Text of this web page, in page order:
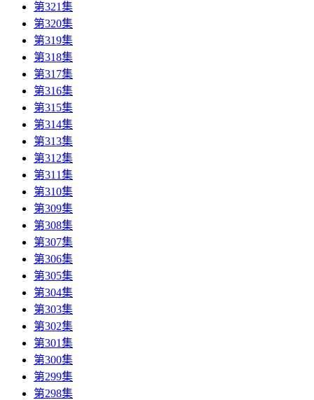
第321集
第320集
第319集
第318集
第317集
第316集
第315集
第314集
第313集
第312集
第311集
第310集
第309集
第308集
第307集
第306集
第305集
第304集
第303集
第302集
第301集
第300集
第299集
第298集